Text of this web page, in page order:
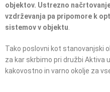
objektov. Ustrezno
vzdrževanja pa pripomore k
sistemov v objektu
Tako poslovni kot stanovanjski
za kar skrbimo pri družbi Aktiva
kakovostno in varno okolje za